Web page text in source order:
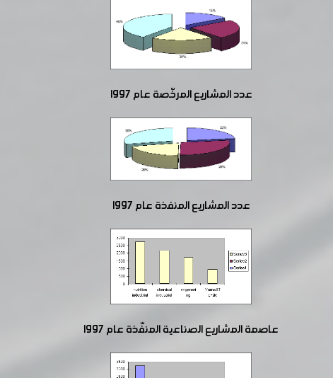
عدد المشاريع المرخّصة عام 1997
عدد المشاريع المنفذة عام 1997
عاصمة المشاريع الصناعية المنفّذة عام 1997